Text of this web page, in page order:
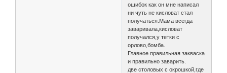
ошибок как он мне написал
ни чуть не кисловат стал
получаться.Мама всегда
заваривала,кисловат
получался,у тетки с
орлово,бомба.
Главное правильная закваска
и правильно заварить.
две столовых с окрошкой,где